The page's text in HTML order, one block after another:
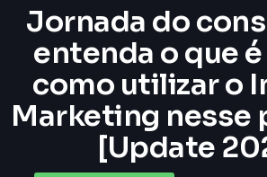
Jornada do
entenda o que
como utilizar o
Marketing nesse
[Update